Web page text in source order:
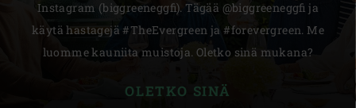
Instagram (biggreeneggfi). Tägää @biggreeneggfi ja
käytä hastagejä #TheEvergreen ja #forevergreen. Me
luomme kauniita muistoja. Oletko sinä mukana?
OLETKO SINÄ